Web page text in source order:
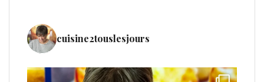
cuisine2touslesjours